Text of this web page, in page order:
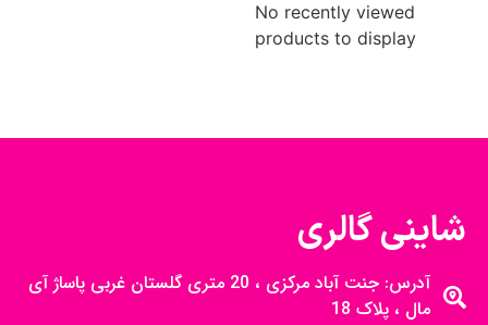
No recently viewed
products to display
شاینی گالری
آدرس: جنت آباد مرکزی ، 20 متری گلستان غربی پاساژ آی
مال ، پلاک 18